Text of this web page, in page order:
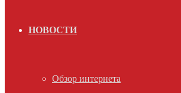
НОВОСТИ
Обзор интернета